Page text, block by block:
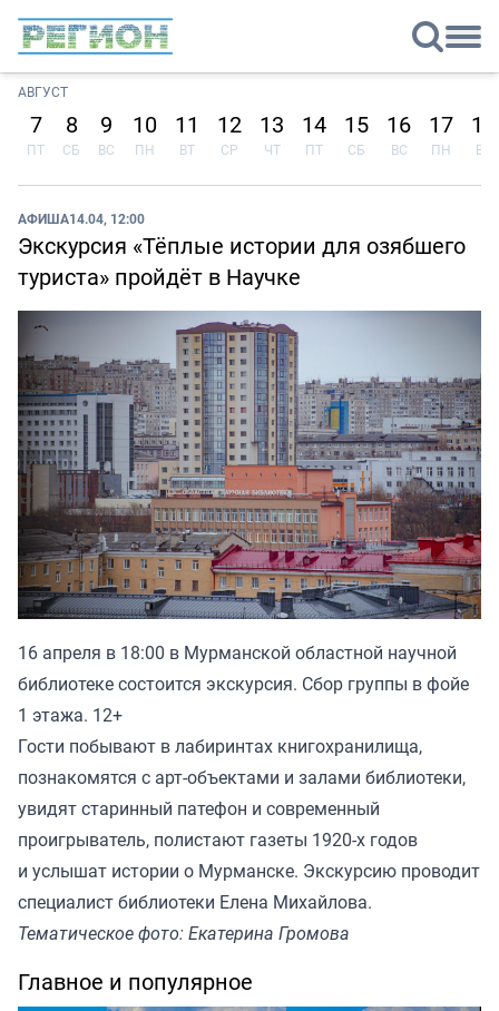
АВГУСТ
7
ПТ
8
СБ
9
ВС
10
ПН
11
ВТ
12
СР
13
ЧТ
14
ПТ
15
СБ
16
ВС
17
ПН
18
ВТ
АФИША14.04, 12:00
Экскурсия «Тёплые истории для озябшего
туриста» пройдёт в Научке
16 апреля в 18:00 в Мурманской областной научной
библиотеке состоится экскурсия. Сбор группы в фойе
1 этажа. 12+
Гости побывают в лабиринтах книгохранилища,
познакомятся с арт-объектами и залами библиотеки,
увидят старинный патефон и современный
проигрыватель, полистают газеты 1920-х годов
и услышат истории о Мурманске. Экскурсию проводит
специалист библиотеки Елена Михайлова.
Тематическое фото: Екатерина Громова
Главное и популярное